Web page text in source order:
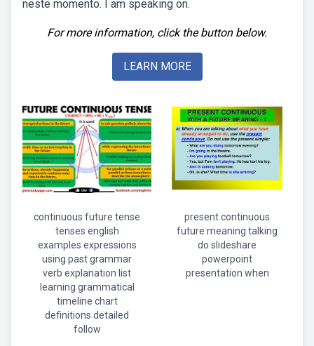
neste momento. I am speaking on.
For more information, click the button below.
LEARN MORE
continuous future tense
tenses english
examples expressions
using past grammar
verb explanation list
learning grammatical
timeline chart
definitions detailed
follow
present continuous
future meaning talking
do slideshare
powerpoint
presentation when